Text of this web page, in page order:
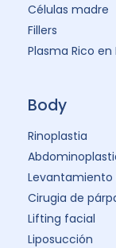
Células madre
Fillers
Plasma Rico
Body
Rinoplastia
Cirugia de
Lifting facial
Liposucción